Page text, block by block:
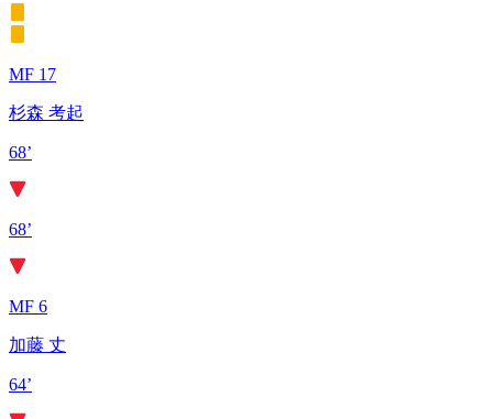
MF 17
杉森 考起
68’
68’
MF 6
加藤 丈
64’